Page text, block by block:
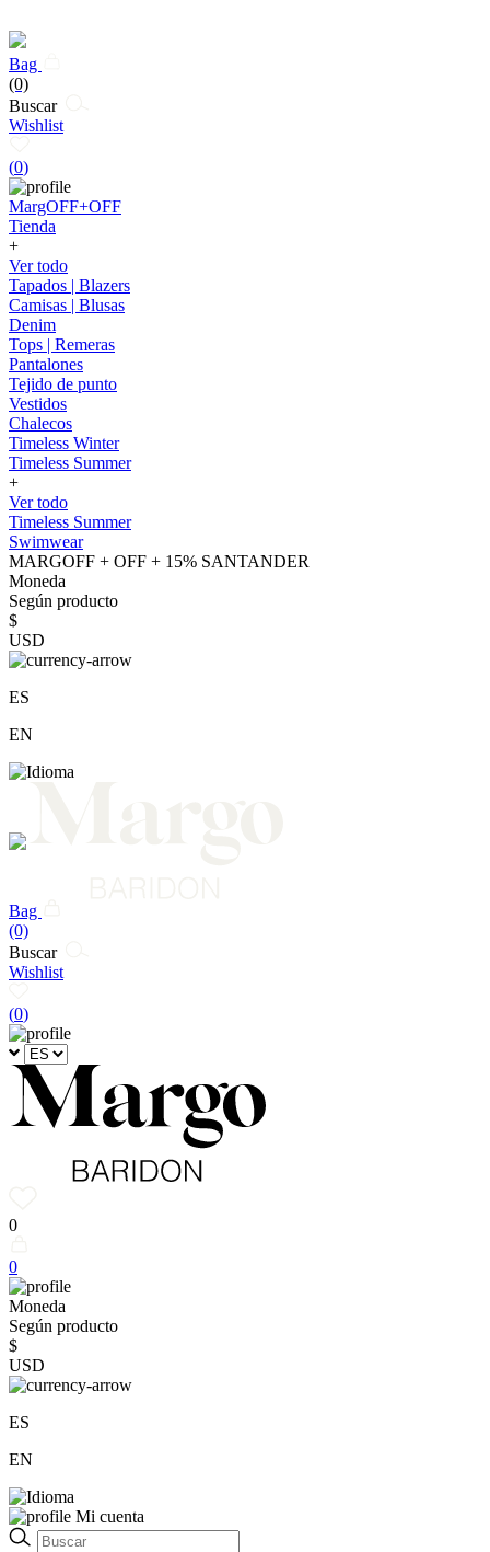
Bag
(0)
Buscar
Wishlist
(0)
MargOFF+OFF
Tienda
+
Ver todo
Tapados | Blazers
Camisas | Blusas
Denim
Tops | Remeras
Pantalones
Tejido de punto
Vestidos
Chalecos
Timeless Winter
Timeless Summer
+
Ver todo
Timeless Summer
Swimwear
MARGOFF + OFF + 15% SANTANDER
Moneda
Según producto
$
USD
ES
EN
Bag
(0)
Buscar
Wishlist
(0)
0
0
Moneda
Según producto
$
USD
ES
EN
Mi cuenta